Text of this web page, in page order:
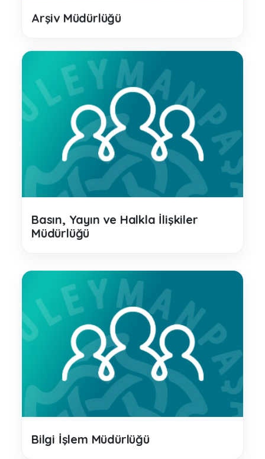
Arşiv Müdürlüğü
Basın, Yayın ve Halkla İlişkiler
Müdürlüğü
Bilgi İşlem Müdürlüğü